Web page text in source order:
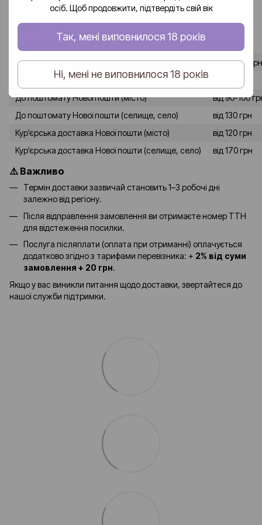
осіб. Щоб продовжити, підтвердіть свій вік
Так, мені виповнилося 18 років
Ні, мені не виповнилося 18 років
Доставка замовлень по Україні здійснюється службою «Нова
пошта».
Спосіб доставки Вартість
До відділення Нової пошти (місто)
від 80-90 грн
До відділення Нової пошти (селище, село)
До поштомату Нової пошти (місто)
від 90-100
До поштомату Нової пошти (селище, село)
від 130 грн
Кур'єрська доставка Нової пошти (місто)
від 120 грн
Кур'єрська доставка Нової пошти (селище, село)
від 170 грн
⚠️ Важливо
Термін доставки зазвичай становить 1–3 робочі дні
залежно від регіону.
Після відправлення замовлення ви отримаєте номер ТТН
для відстеження посилки.
Послуга післяплати (оплата при отриманні) оплачується
додатково згідно з тарифами перевізника: + 2% від суми
замовлення + 20 грн.
Якщо у вас виникли питання щодо доставки, звертайтеся до
нашої служби підтримки.